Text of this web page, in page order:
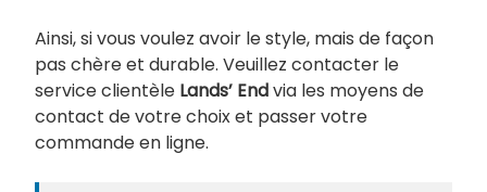
Ainsi, si vous voulez avoir le style, mais de façon
pas chère et durable. Veuillez contacter le
service clientèle Lands’ Endvia les moyens de
contact de votre choix et passer votre
commande en ligne.